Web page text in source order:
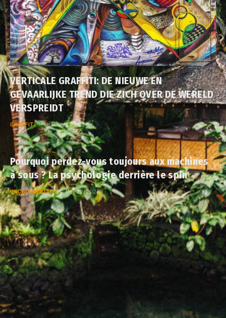
VERTICALE GRAFFITI: DE NIEUWE EN
GEVAARLIJKE TREND DIE ZICH OVER DE WERELD
VERSPREIDT
GRAFFITI January 25, 2022
Pourquoi perdez-vous toujours aux machines
à sous ? La psychologie derrière le spin
UNCATEGORIZED May 22, 2026